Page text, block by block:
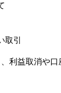
取引
利益取消や